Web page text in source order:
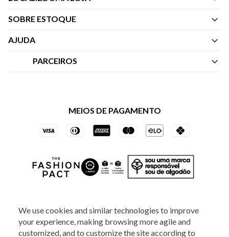
We use cookies and similar technologies to improve
your experience, making browsing more agile and
customized, and to customize the site according to
SOBRE ESTOQUE
Quem Somos
AJUDA
Central de Atendimento
Trocas e Devoluções
PARCEIROS
Vai de Visa
Azul Fidelidade
MEIOS DE PAGAMENTO